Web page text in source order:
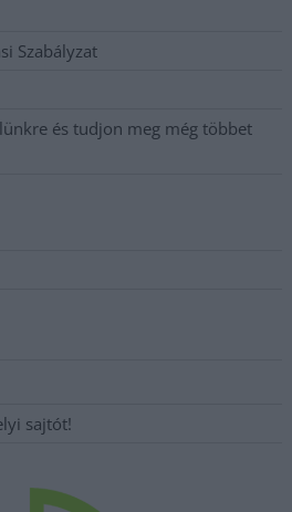
Szabályzat
és tudjon meg még többet
sajtót!